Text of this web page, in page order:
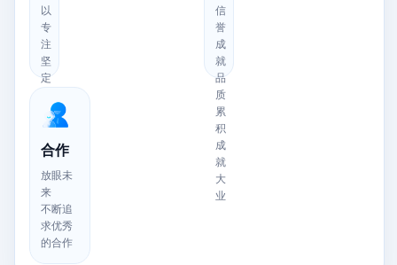
信
念
拓
辉
煌
以
专
注
坚
定
念
以
专
注
创
造
奇
迹
信
誉
成
就
品
质
累
积
成
就
大
业
合作
放眼未
来
不断追
求优秀
的合作